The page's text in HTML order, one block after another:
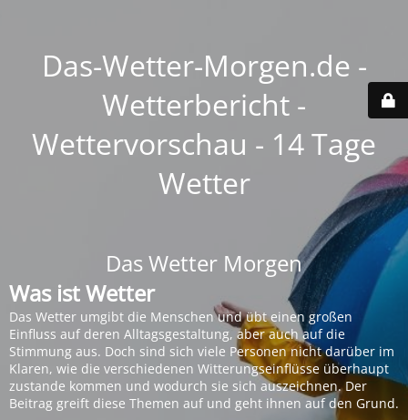
Das-Wetter-Morgen.de -
Wetterbericht -
Wettervorschau - 14 Tage
Wetter
Das Wetter Morgen
Was ist Wetter
Das Wetter umgibt die Menschen und übt einen großen
Einfluss auf deren Alltagsgestaltung, aber auch auf die
Stimmung aus. Doch sind sich viele Personen nicht darüber im
Klaren, wie die verschiedenen Witterungseinflüsse überhaupt
zustande kommen und wodurch sie sich auszeichnen. Der
Beitrag greift diese Themen auf und geht ihnen auf den Grund.